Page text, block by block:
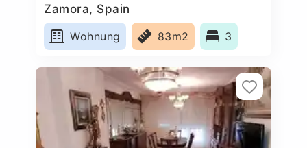
Zamora, Spain
Wohnung
83m2 3